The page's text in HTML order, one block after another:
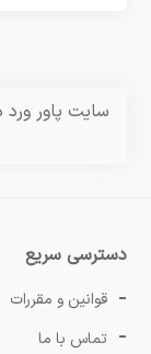
سایت پاور ورد
دسترسی سریع
قوانین و مقررات
تماس با ما